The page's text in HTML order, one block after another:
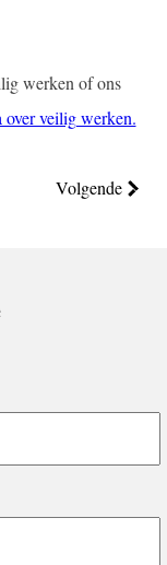
werken of ons
over veilig werken.
Volgende